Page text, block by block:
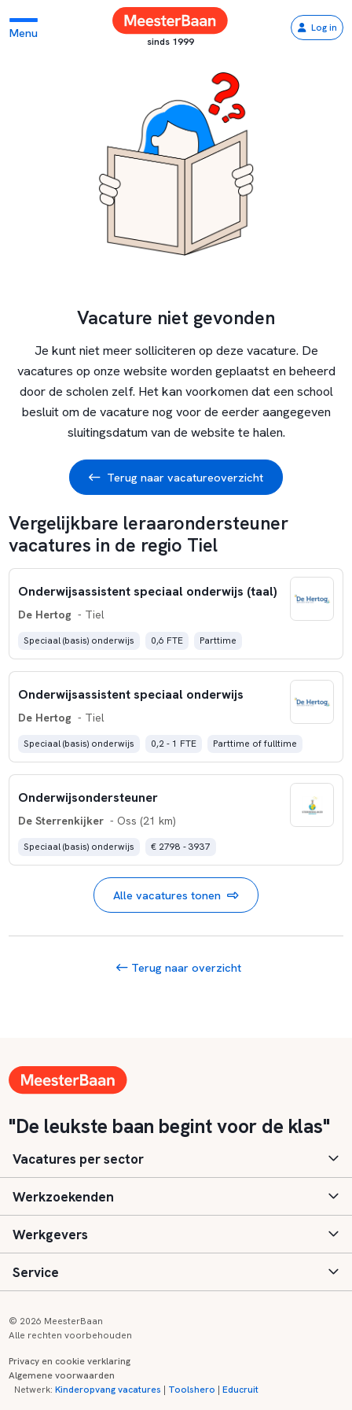
Menu
sinds 1999
Log in
Vacature niet gevonden
Je kunt niet meer solliciteren op deze vacature. De
vacatures op onze website worden geplaatst en beheerd
door de scholen zelf. Het kan voorkomen dat een school
besluit om de vacature nog voor de eerder aangegeven
sluitingsdatum van de website te halen.
Terug naar vacatureoverzicht
Vergelijkbare leraarondersteuner
vacatures in de regio Tiel
Onderwijsassistent speciaal onderwijs (taal)
De Hertog - Tiel
Speciaal (basis) onderwijs 0,6 FTE Parttime
Onderwijsassistent speciaal onderwijs
De Hertog - Tiel
Speciaal (basis) onderwijs 0,2 - 1 FTE Parttime of fulltime
Onderwijsondersteuner
De Sterrenkijker - Oss (21 km)
Speciaal (basis) onderwijs € 2798 - 3937
Alle vacatures tonen
Terug naar overzicht
"De leukste baan begint voor de klas"
Vacatures per sector
Basisonderwijs
Speciaal (basis) onderwijs
Voortgezet onderwijs
Kinderopvang
Werkzoekenden
Aanmelden
Vacatures
Zij-instroom informatie
Werkgevers
Inloggen
Registreren
Service
Onderwijs links
© 2026 MeesterBaan
Alle rechten voorbehouden
Privacy en cookie verklaring
Algemene voorwaarden
Netwerk:Kinderopvang vacatures | Toolshero |Educruit